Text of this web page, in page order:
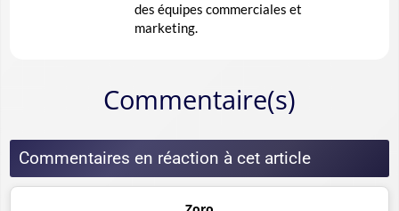
des équipes commerciales et
marketing.
Commentaire(s)
Commentaires en réaction à cet article